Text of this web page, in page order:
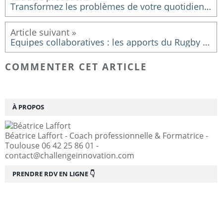
Transformez les problèmes de votre quotidien en challenges ludiques : développez votre créativité !
Equipes collaboratives : les apports du Rugby et du Leadership Partagé
COMMENTER CET ARTICLE
À PROPOS
Béatrice Laffort - Coach professionnelle & Formatrice -
Toulouse 06 42 25 86 01 -
contact@challengeinnovation.com
PRENDRE RDV EN LIGNE 👇